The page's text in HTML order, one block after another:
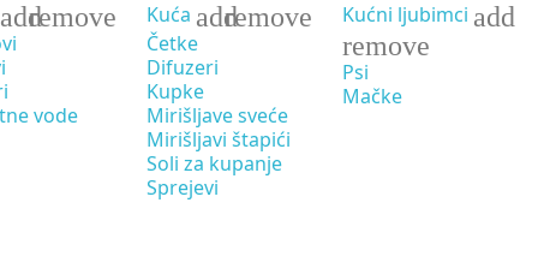
addremove
vode
Kuća addremove
Četke
Difuzeri
Kupke
Mirišljave sveće
Mirišljavi štapići
Soli za kupanje
Sprejevi
Kućni ljubimci add
remove
Psi
Mačke